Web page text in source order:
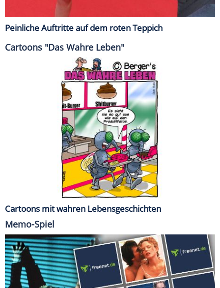
Peinliche Auftritte auf dem roten Teppich
Cartoons "Das Wahre Leben"
Cartoons mit wahren Lebensgeschichten
Memo-Spiel